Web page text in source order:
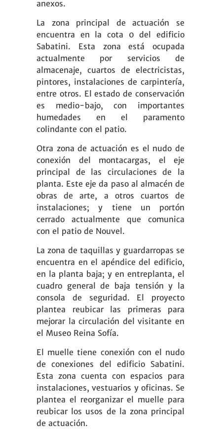
anexos.
La zona principal de actuación se
encuentra en la cota 0 del edificio
Sabatini. Esta zona está ocupada
actualmente por servicios de
almacenaje, cuartos de electricistas,
pintores, instalaciones de carpintería,
entre otros. El estado de conservación
es medio-bajo, con importantes
humedades en el paramento
colindante con el patio.
Otra zona de actuación es el nudo de
conexión del montacargas, el eje
principal de las circulaciones de la
planta. Este eje da paso al almacén de
obras de arte, a otros cuartos de
instalaciones; y tiene un portón
cerrado actualmente que comunica
con el patio de Nouvel.
La zona de taquillas y guardarropas se
encuentra en el apéndice del edificio,
en la planta baja; y en entreplanta, el
cuadro general de baja tensión y la
consola de seguridad. El proyecto
plantea reubicar las primeras para
mejorar la circulación del visitante en
el Museo Reina Sofía.
El muelle tiene conexión con el nudo
de conexiones del edificio Sabatini.
Esta zona cuenta con espacios para
instalaciones, vestuarios y oficinas. Se
plantea el reorganizar el muelle para
reubicar los usos de la zona principal
de actuación.